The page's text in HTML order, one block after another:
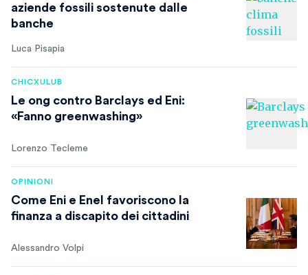
aziende fossili sostenute dalle
banche
Luca Pisapia
CHICXULUB
Le ong contro Barclays ed Eni:
«Fanno greenwashing»
Lorenzo Tecleme
OPINIONI
Come Eni e Enel favoriscono la
finanza a discapito dei cittadini
Alessandro Volpi